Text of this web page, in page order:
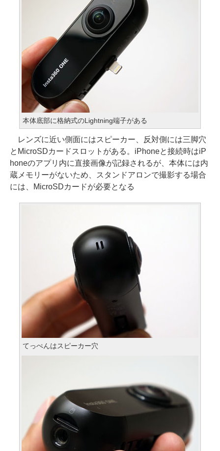
本体底部に格納式のLightning端子がある
レンズに近い側面にはスピーカー、反対側には三脚穴
とMicroSDカードスロットがある。iPhoneと接続時はiP
honeのアプリ内に直接画像が記録されるが、本体には内
蔵メモリーがないため、スタンドアロンで撮影する場合
には、MicroSDカードが必要となる
てっぺんはスピーカー穴